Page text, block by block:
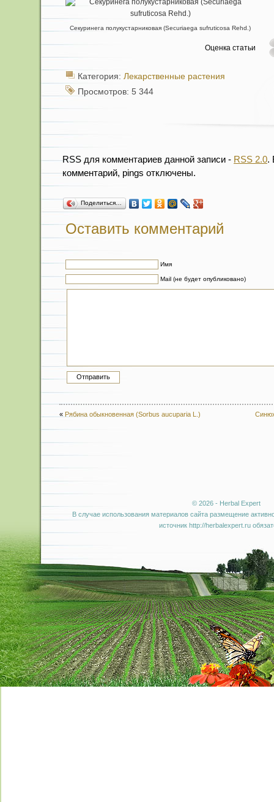
Секуринега полукустарниковая (Securiaega sufruticosa Rehd.)
Оценка статьи
Категория: Лекарственные растения
Просмотров: 5 344
RSS для комментариев данной записи - RSS 2.0.
комментарий, pings отключены.
Поделиться…
Оставить комментарий
Имя
Mail (не будет опубликовано)
« Рябина обыкновенная (Sorbus aucuparia L.)
© 2026 - Herbal Expert
В случае использования материалов сайта размещение
источник http://herbalexpert.ru